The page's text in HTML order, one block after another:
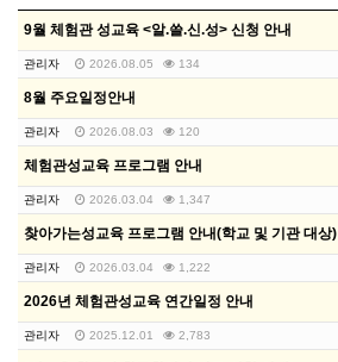
9월 체험관 성교육 <알.쓸.신.성> 신청 안내
관리자 2026.08.05 134
8월 주요일정안내
관리자 2026.08.03 120
체험관성교육 프로그램 안내
관리자 2026.03.04 1,347
찾아가는성교육 프로그램 안내(학교 및 기관 대상)
관리자 2026.03.04 1,222
2026년 체험관성교육 연간일정 안내
관리자 2025.12.01 2,783